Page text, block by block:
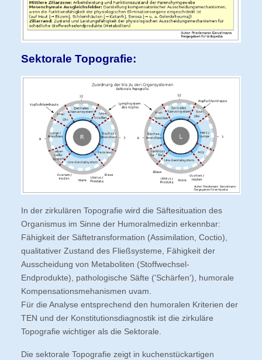
Sektorale Topografie:
In der zirkulären Topografie wird die Säftesituation des
Organismus im Sinne der Humoralmedizin erkennbar:
Fähigkeit der Säftetransformation (Assimilation, Coctio),
qualitativer Zustand des Fließsysteme, Fähigkeit der
Ausscheidung von Metaboliten (Stoffwechsel-
Endprodukte), pathologische Säfte ('Schärfen'), humorale
Kompensationsmehanismen uvam.
Für die Analyse entsprechend den humoralen Kriterien der
TEN und der Konstitutionsdiagnostik ist die zirkuläre
Topografie wichtiger als die Sektorale.
Die sektorale Topografie zeigt in kuchenstückartigen